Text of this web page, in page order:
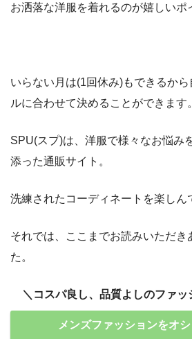
お洒落な洋服を着れるのが嬉しいポ
いらない月は(1回休み)もできるか
ルに合わせて決めることができます。
SPU(スプ)は、洋服で様々なお悩み
添った通販サイト。
洗練されたコーディネートを楽しん
それでは、ここまでお読みいただき
た。
＼コスパ良し、品質よしのファッ
メンズファッションをオ